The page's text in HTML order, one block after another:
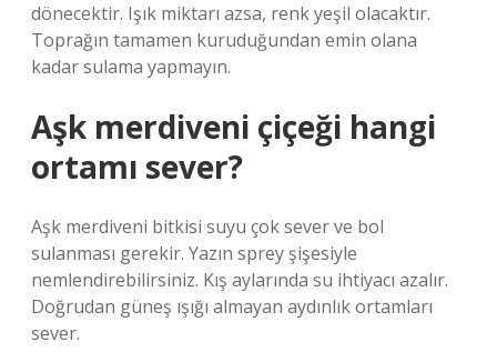
dönecektir. Işık miktarı azsa, renk yeşil olacaktır.
Toprağın tamamen kuruduğundan emin olana
kadar sulama yapmayın.
Aşk merdiveni çiçeği hangi
ortamı sever?
Aşk merdiveni bitkisi suyu çok sever ve bol
sulanması gerekir. Yazın sprey şişesiyle
nemlendirebilirsiniz. Kış aylarında su ihtiyacı azalır.
Doğrudan güneş ışığı almayan aydınlık ortamları
sever.